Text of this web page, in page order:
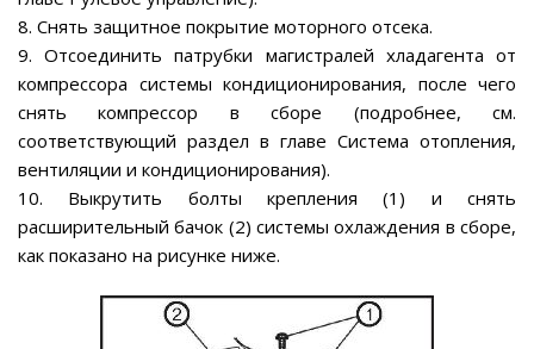
8. Снять защитное покрытие моторного отсека.
9. Отсоединить патрубки магистралей хладагента от
компрессора системы кондиционирования, после чего
снять компрессор в сборе (подробнее, см.
соответствующий раздел в главе Система отопления,
вентиляции и кондиционирования).
10. Выкрутить болты крепления (1) и снять
расширительный бачок (2) системы охлаждения в сборе,
как показано на рисунке ниже.